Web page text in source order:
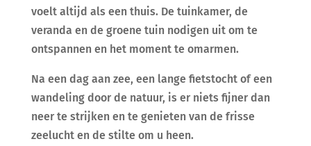
voelt altijd als een thuis. De tuinkamer, de
veranda en de groene tuin nodigen uit om te
ontspannen en het moment te omarmen.
Na een dag aan zee, een lange fietstocht of een
wandeling door de natuur, is er niets fijner dan
neer te strijken en te genieten van de frisse
zeelucht en de stilte om u heen.